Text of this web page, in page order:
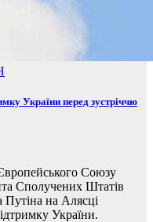
України перед зустріччю
Союзу
Сполучених Штатів
Путіна на Алясці
України.